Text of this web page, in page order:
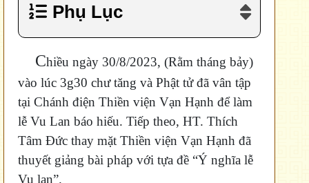
Phụ Lục
Chiều ngày 30/8/2023, (Rằm tháng bảy)
vào lúc 3g30 chư tăng và Phật tử đã vân tập
tại Chánh điện Thiền viện Vạn Hạnh để làm
lễ Vu Lan báo hiếu. Tiếp theo, HT. Thích
Tâm Đức thay mặt Thiền viện Vạn Hạnh đã
thuyết giảng bài pháp với tựa đề “Ý nghĩa lễ
Vu lan”.